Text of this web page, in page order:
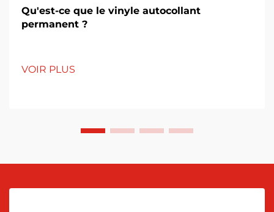
Qu'est-ce que le vinyle autocollant
permanent ?
VOIR PLUS